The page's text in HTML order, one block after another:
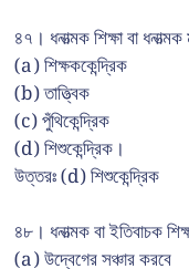
৪৭। ধনাত্মক শিক্ষা বা
(a) শিক্ষককেন্দ্রিক
(b) তাত্ত্বিক
(c) পুঁথিকেন্দ্রিক
(d) শিশুকেন্দ্রিক।
উত্তরঃ (d) শিশুকেন্দ্রিক
৪৮। ধনাত্মক বা ইতিবাচক
(a) উদ্বেগের সঞ্চার করবে